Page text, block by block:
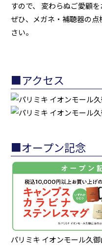
すので、 変わらぬご愛顧を
ぜひ、メガネ・補聴器の
さい。
■アクセス
■オープン記念
パリミキ イオンモール久